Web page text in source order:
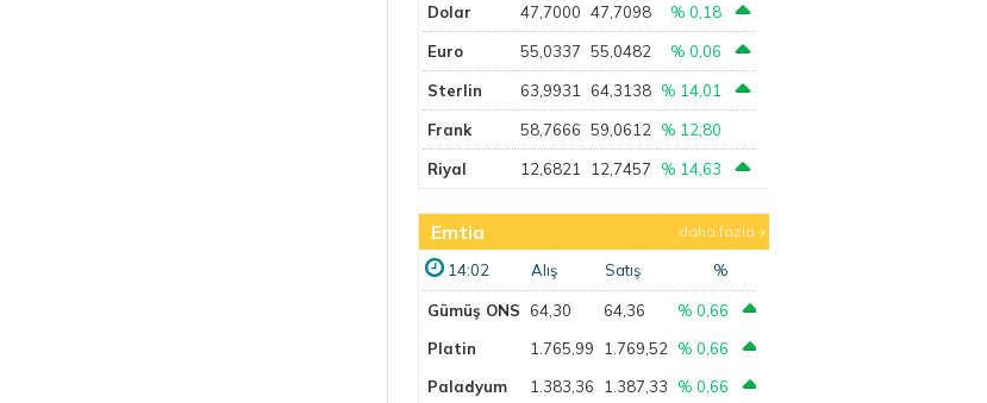
Dolar 47,7000 47,7098 % 0,18
Euro 55,0337 55,0482 % 0,06
Sterlin 63,9931 64,3138 % 14,01
Frank 58,7666 59,0612 % 12,80
Riyal 12,6821 12,7457 % 14,63
Emtia daha fazla
14:02 Alış Satış %
Gümüş ONS 64,30 64,36
% 0,66
Platin
1.765,99 1.769,52
% 0,66
Paladyum
1.383,36 1.387,33
% 0,66